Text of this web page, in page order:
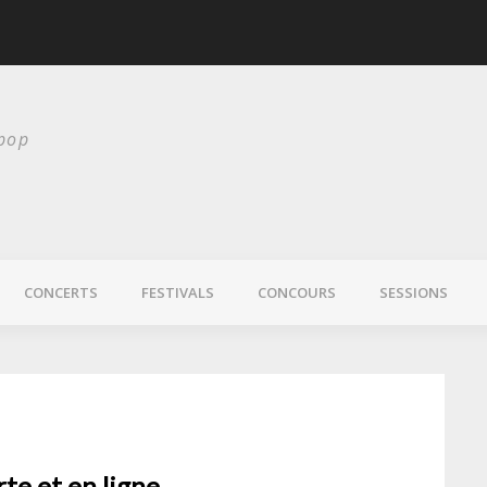
CONCERTS FESTIVALS CONCOURS SESSIONS